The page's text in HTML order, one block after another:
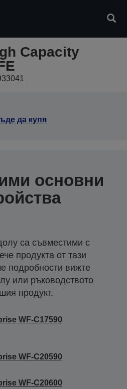
Capacity
да купя
основни
са съвместими с
продукта от тази
подробности вижте
или ръководството
продукт.
WF-C17590
WF-C20590
WF-C20600